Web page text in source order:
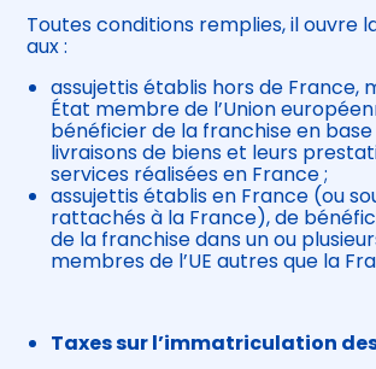
Toutes conditions remplies, il ouvre
aux :
assujettis établis hors de France,
État membre de l’Union
bénéficier de la franchise en
livraisons de biens et leurs
services réalisées en France ;
assujettis établis en France (ou
rattachés à la France), de
de la franchise dans un ou
membres de l’UE autres que la
Taxes sur l’immatriculation